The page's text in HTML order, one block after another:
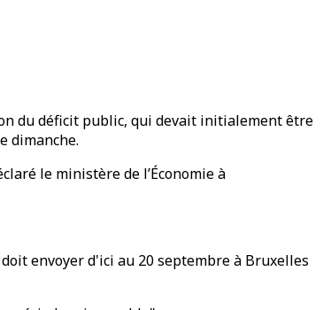
du déficit public, qui devait initialement être
dimanche.
le ministère de l’Économie à
envoyer d'ici au 20 septembre à Bruxelles